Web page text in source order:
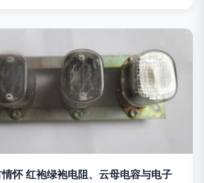
怀 红袍绿袍电阻、云母电容与电子